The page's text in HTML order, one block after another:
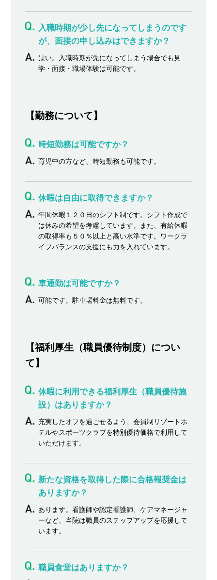
入職時期が少し先になってしまうのです
が、面接の申し込みはできますか？
はい。入職時期が先になってしまう場合でも見
学・面接・職場体験は可能です。
【勤務について】
時短勤務は可能ですか？
育児中の方など、時短勤務も可能です。
休暇は自由に取得できますか？
年間休暇１２０日のシフト制です。シフト作成で
は休みの希望を考慮しています。また、有給休暇
の取得率も５０％以上と高い水準です。ワークラ
イフバランスの支援にも力を入れています。
車通勤は可能ですか？
可能です。駐車場料金は無料です。
【福利厚生（職員優待制度）につい
て】
休暇に利用できる福利厚生（職員優待施
設）はありますか？
充実したオフを過ごせるよう、会員制リゾートホ
テルやスポーツクラブを特別優待価格で利用して
いただけます。
新たな資格を取得した際に合格報奨金は
ありますか？
あります。看護師や認定看護師、ケアマネージャ
ーなど、当院は職員のステップアップを応援して
います。
職員食堂はありますか？